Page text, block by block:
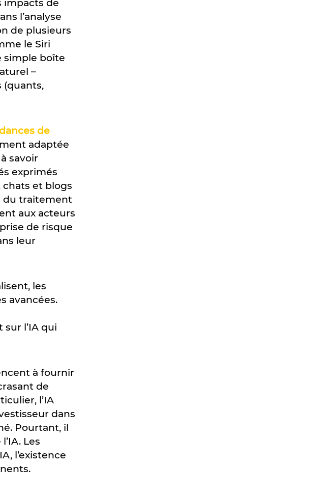
impacts de
l’analyse
de plusieurs
le Siri
simple boîte
–
(quants,
de
adaptée
à savoir
exprimés
chats et blogs
du traitement
aux acteurs
de risque
leur
les
avancées.
l’IA qui
à fournir
de
l’IA
dans
Pourtant, il
Les
l’existence